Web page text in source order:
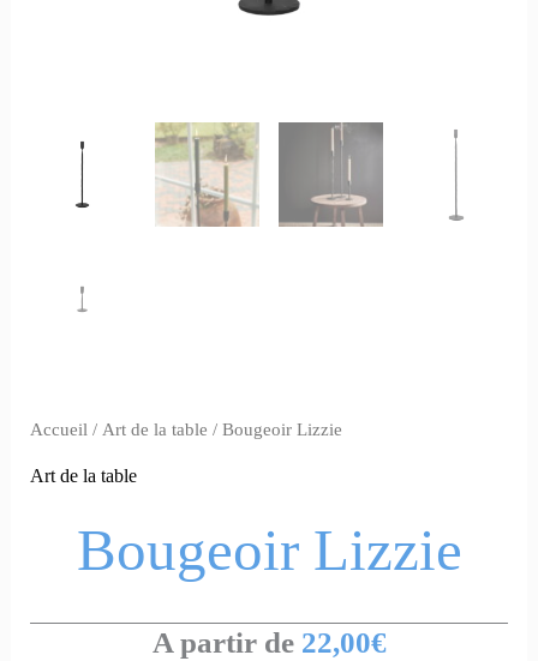
Accueil / Art de la table / Bougeoir Lizzie
Art de la table
Bougeoir Lizzie
A partir de 22,00€